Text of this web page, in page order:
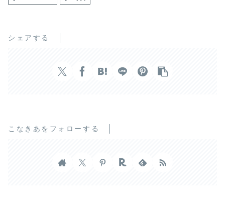
シェアする
こなきあをフォローする